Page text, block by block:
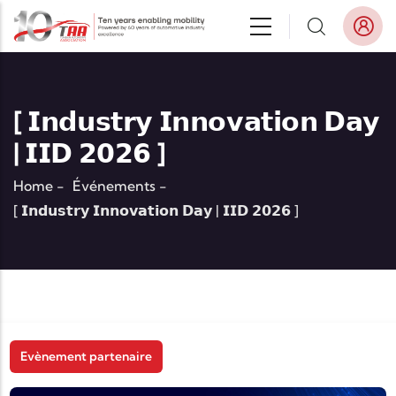
Aller au contenu principal
[ 𝗜𝗻𝗱𝘂𝘀𝘁𝗿𝘆 𝗜𝗻𝗻𝗼𝘃𝗮𝘁𝗶𝗼𝗻 𝗗𝗮𝘆
| 𝗜𝗜𝗗 𝟮𝟬𝟮𝟲 ]
Home - Événements -
[ 𝗜𝗻𝗱𝘂𝘀𝘁𝗿𝘆 𝗜𝗻𝗻𝗼𝘃𝗮𝘁𝗶𝗼𝗻 𝗗𝗮𝘆 | 𝗜𝗜𝗗 𝟮𝟬𝟮𝟲 ]
Evènement partenaire